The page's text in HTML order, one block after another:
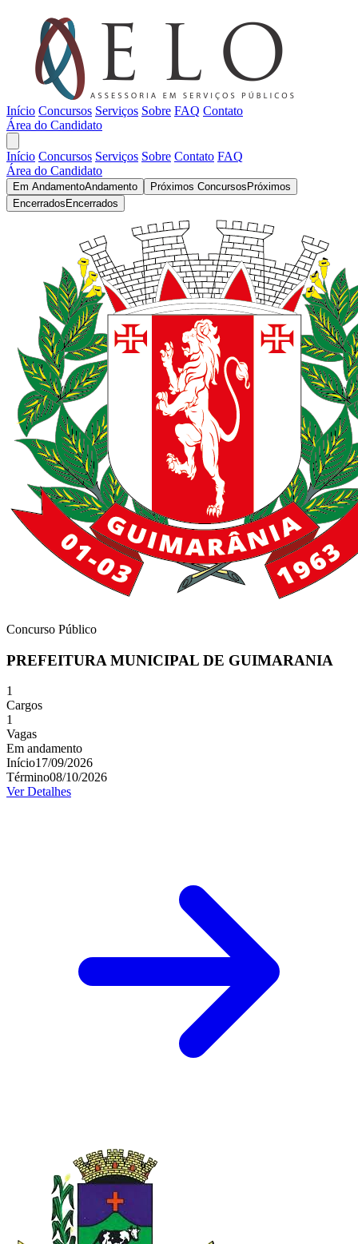
Início Concursos Serviços Sobre FAQ Contato
Área do Candidato
Início Concursos Serviços Sobre Contato FAQ
Área do Candidato
Em AndamentoAndamento Próximos Concursos Próximos
Encerrados Encerrados
Concurso Público
PREFEITURA MUNICIPAL DE GUIMARANIA
1
Cargos
1
Vagas
Em andamento
Início17/09/2026
Término08/10/2026
Ver Detalhes